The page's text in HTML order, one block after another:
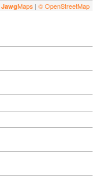
JawgMaps | © OpenStreetMap